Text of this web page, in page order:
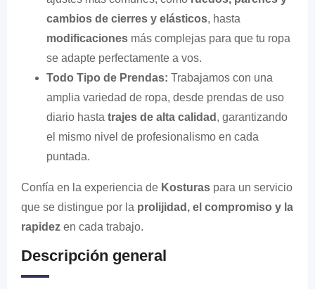
cambios de cierres y elásticos, hasta
modificaciones más complejas para que tu ropa
se adapte perfectamente a vos.
Todo Tipo de Prendas: Trabajamos con una
amplia variedad de ropa, desde prendas de uso
diario hasta trajes de alta calidad , garantizando
el mismo nivel de profesionalismo en cada
puntada.
Confía en la experiencia de Kosturas para un servicio
que se distingue por la prolijidad, el compromiso y la
rapidez en cada trabajo.
Descripción general